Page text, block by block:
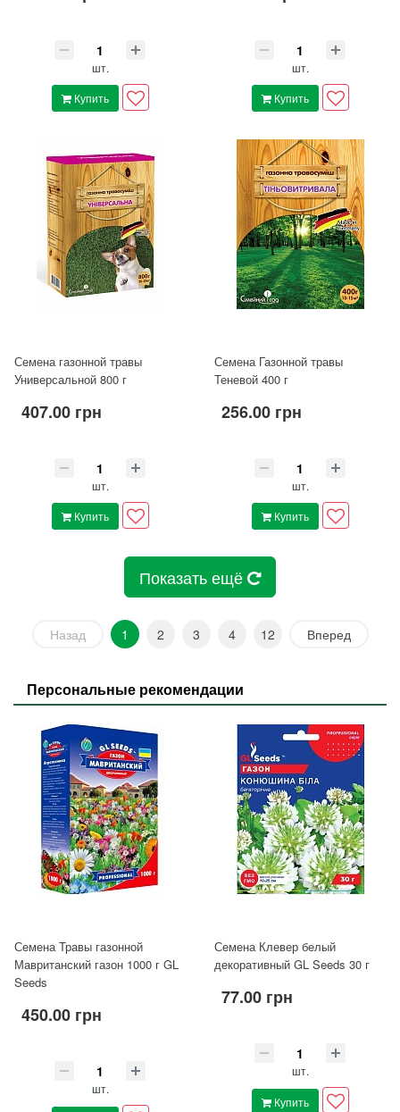
шт.
Купить
шт.
Купить
Семена газонной травы
Универсальной 800 г
407.00 грн
шт.
Купить
Семена Газонной травы
Теневой 400 г
256.00 грн
шт.
Купить
Показать ещё
Назад 1 2 3 4 12 Вперед
Персональные рекомендации
Семена Травы газонной
Мавританский газон 1000 г GL
Seeds
450.00 грн
шт.
Семена Клевер белый
декоративный GL Seeds 30 г
77.00 грн
шт.
Купить